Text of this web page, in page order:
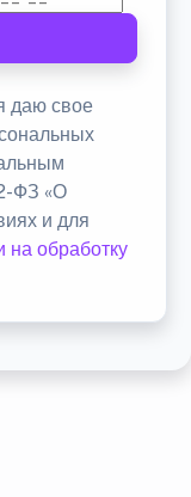
даю свое
ФЗ «О
и для
на обработку